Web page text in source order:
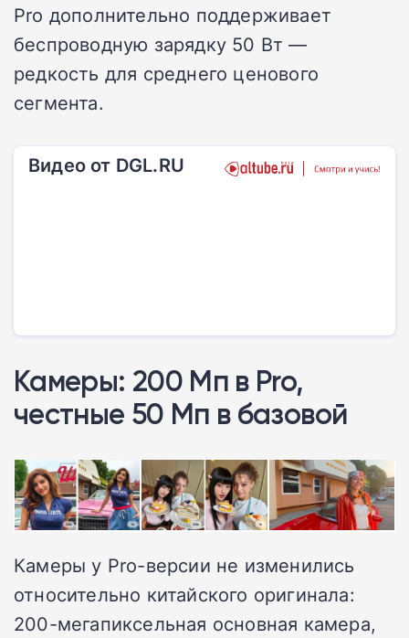
Pro дополнительно поддерживает
беспроводную зарядку 50 Вт —
редкость для среднего ценового
сегмента.
Видео от DGL.RU
Камеры: 200 Мп в Pro,
честные 50 Мп в базовой
Камеры у Pro-версии не изменились
относительно китайского оригинала:
200-мегапиксельная основная камера,